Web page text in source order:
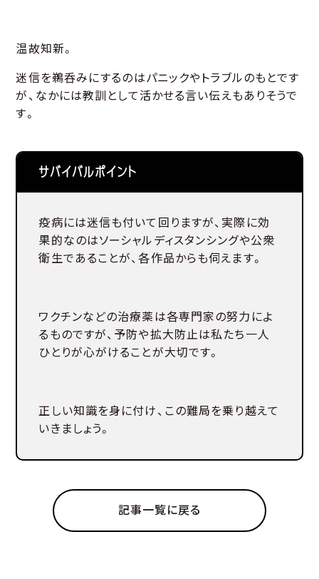
温故知新。
迷信を鵜呑みにするのはパニックやトラブルのもとです
が、なかには教訓として活かせる言い伝えもありそうで
す。
サバイバルポイント
疫病には迷信も付いて回りますが、実際に効
果的なのはソーシャルディスタンシングや公衆
衛生であることが、各作品からも伺えます。
ワクチンなどの治療薬は各専門家の努力によ
るものですが、予防や拡大防止は私たち一人
ひとりが心がけることが大切です。
正しい知識を身に付け、この難局を乗り越えて
いきましょう。
記事一覧に戻る